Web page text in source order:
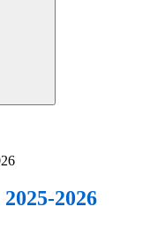
2026